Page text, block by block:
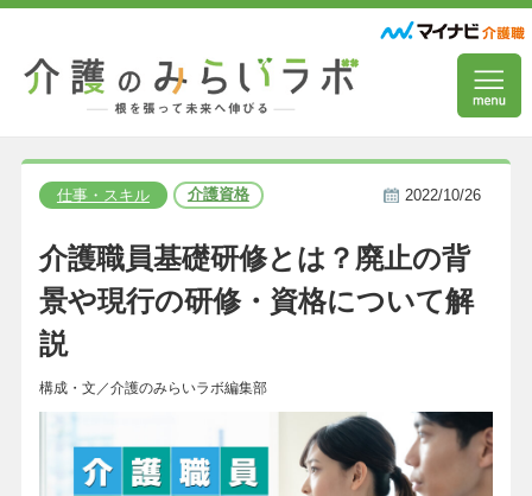
仕事・スキル 介護資格 2022/10/26
介護職員基礎研修とは？廃止の背
景や現行の研修・資格について解
説
構成・文／介護のみらいラボ編集部